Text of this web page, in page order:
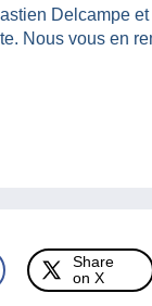
Delcampe et
Nous vous en
Share
on X